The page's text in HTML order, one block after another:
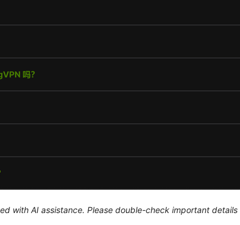
with AI assistance. Please double-check important